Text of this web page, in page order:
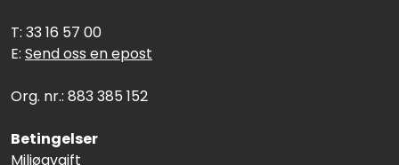
T: 33 16 57 00
E: Send oss en epost
Org. nr.: 883 385 152
Betingelser
Miljøavgift